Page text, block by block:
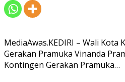
MediaAwas.KEDIRI – Wali Kota
Gerakan Pramuka Vinanda
Kontingen Gerakan Pramuka…